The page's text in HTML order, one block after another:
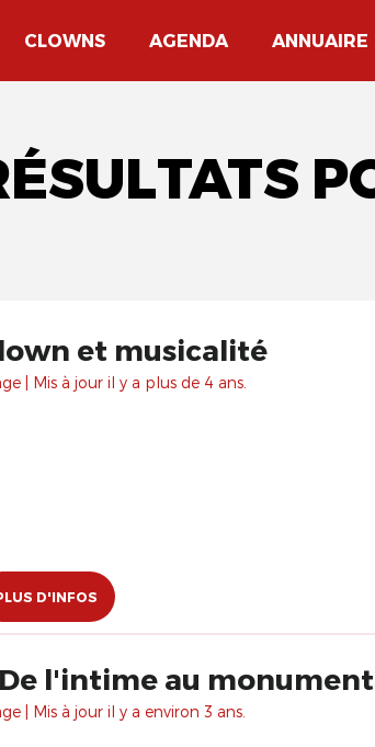
CLOWNS AGENDA ANNUAIRE
et musicalité
| Mis à jour il y a plus de 4 ans.
D'INFOS
| Mis à jour il y a environ 3 ans.